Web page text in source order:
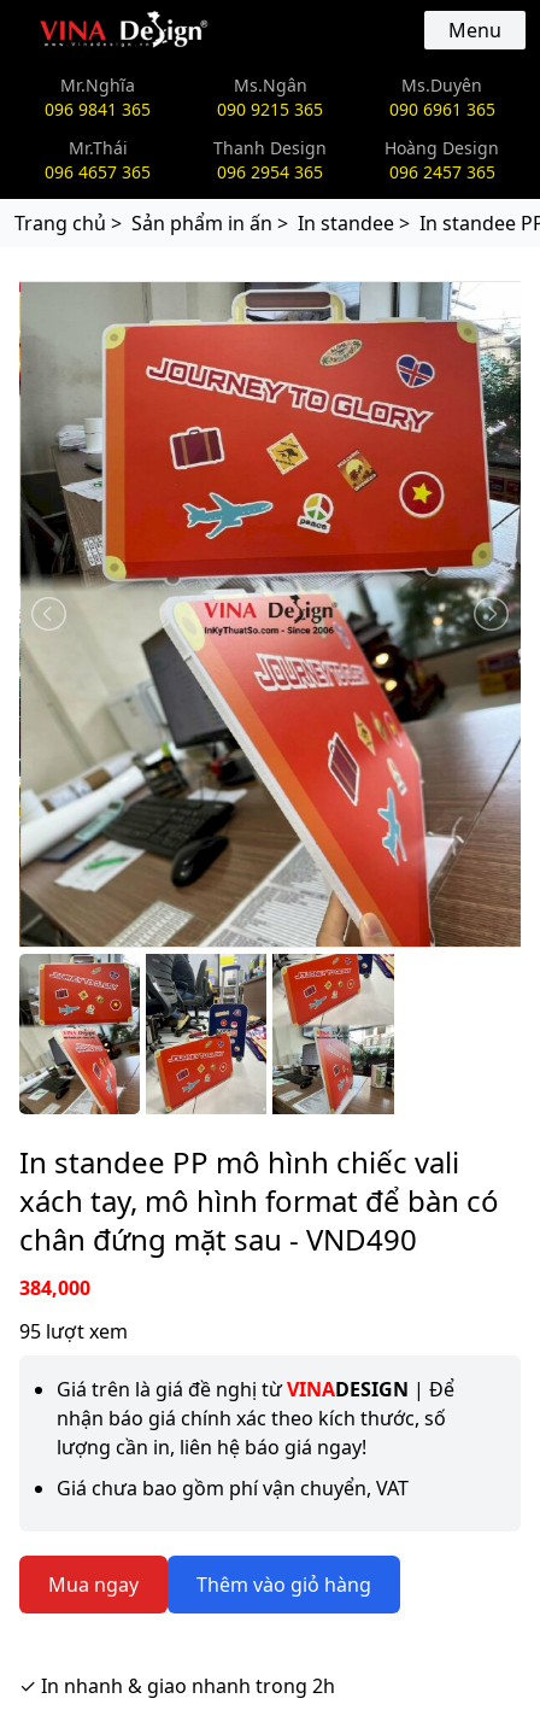
vinadesign.vn Menu
Mr.Nghĩa
096 9841 365
Ms.Ngân
090 9215 365
Ms.Duyên
090 6961 365
Mr.Thái
096 4657 365
Thanh Design
096 2954 365
Hoàng Design
096 2457 365
Trang chủ > Sản phẩm in ấn > In standee > In standee
In standee PP mô hình chiếc vali
xách tay, mô hình format để bàn có
chân đứng mặt sau - VND490
384,000
95 lượt xem
Giá trên là giá đề nghị từVINADESIGN | Để
nhận báo giá chính xác theo kích thước, số
lượng cần in, liên hệ báo giá ngay!
Giá chưa bao gồm phí vận chuyển, VAT
Mua ngay Thêm vào giỏ hàng
✓ In nhanh & giao nhanh trong 2h